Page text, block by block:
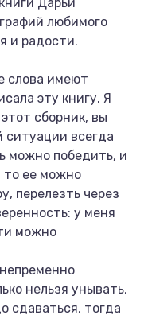
любимого
и радости.
слова имеют
эту книгу. Я
сборник, вы
ситуации всегда
можно победить, и
то ее можно
перелезть через
у меня
можно
нельзя унывать,
сдаваться, тогда